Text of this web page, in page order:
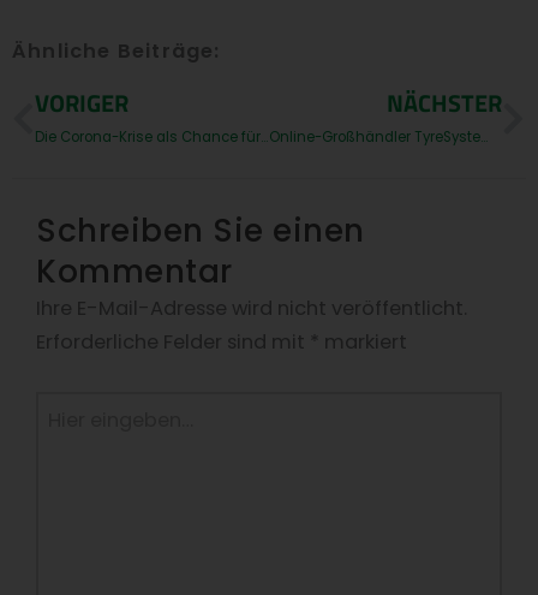
Ähnliche Beiträge:
Prev
VORIGER
Die Corona-Krise als Chance für den Automotive Aftermarket
NÄCHSTER
Online-Großhändler TyreSystem neu angebunden
Schreiben Sie einen
Kommentar
Ihre E-Mail-Adresse wird nicht veröffentlicht.
Erforderliche Felder sind mit
markiert